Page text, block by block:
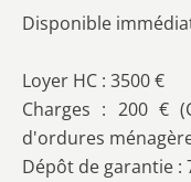
Disponible
Loyer HC : 3500 €
Charges : 200 €
d'ordures
Dépôt de garantie :